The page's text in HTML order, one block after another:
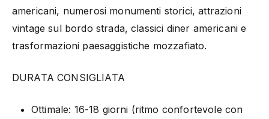
americani, numerosi monumenti storici, attrazioni
vintage sul bordo strada, classici diner americani e
trasformazioni paesaggistiche mozzafiato.
DURATA CONSIGLIATA
Ottimale: 16-18 giorni (ritmo confortevole con